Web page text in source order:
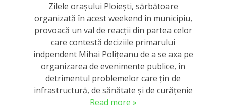
Zilele oraşului Ploieşti, sărbătoare
organizată în acest weekend în municipiu,
provoacă un val de reacţii din partea celor
care contestă deciziile primarului
indpendent Mihai Poliţeanu de a se axa pe
organizarea de evenimente publice, în
detrimentul problemelor care ţin de
infrastructură, de sănătate şi de curăţenie
Read more »